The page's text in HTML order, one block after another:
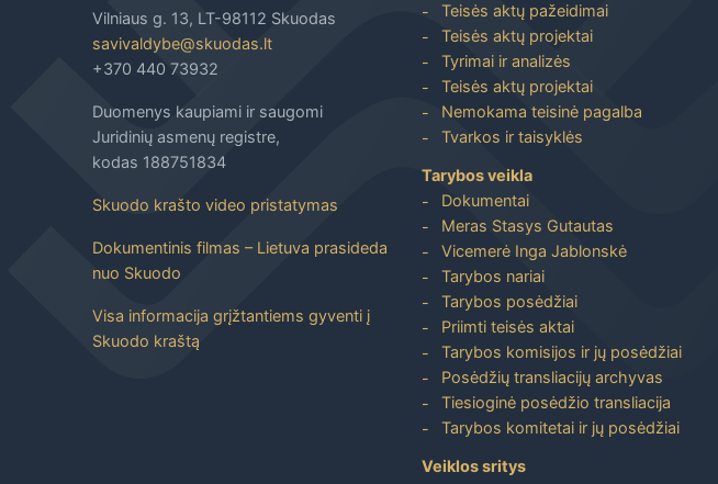
Vilniaus g. 13, LT-98112 Skuodas
savivaldybe@skuodas.lt
+370 440 73932
Duomenys kaupiami ir saugomi
Juridinių asmenų registre,
kodas 188751834
Skuodo krašto video pristatymas
Dokumentinis filmas – Lietuva prasideda
nuo Skuodo
Visa informacija grįžtantiems gyventi į
Skuodo kraštą
Teisės aktų pažeidimai
Teisės aktų projektai
Tyrimai ir analizės
Teisės aktų projektai
Nemokama teisinė pagalba
Tvarkos ir taisyklės
Tarybos veikla
Dokumentai
Meras Stasys Gutautas
Vicemerė Inga Jablonskė
Tarybos nariai
Tarybos posėdžiai
Priimti teisės aktai
Tarybos komisijos ir jų posėdžiai
Posėdžių transliacijų archyvas
Tiesioginė posėdžio transliacija
Tarybos komitetai ir jų posėdžiai
Veiklos sritys